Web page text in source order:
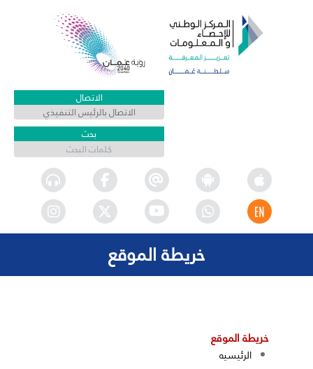
الاتصال
الاتصال بالرئيس التنفيذي
بحث
خريطة الموقع
خريطة الموقع
الرئيسيه